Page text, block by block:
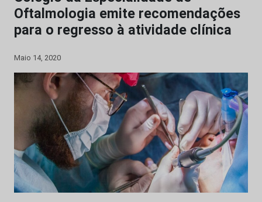
Oftalmologia emite recomendações
para o regresso à atividade clínica
Maio 14, 2020